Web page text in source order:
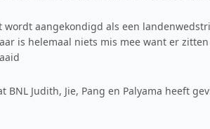
wordt aangekondigd als een
is helemaal niets mis mee want er
BNL Judith, Jie, Pang en Palyama heeft